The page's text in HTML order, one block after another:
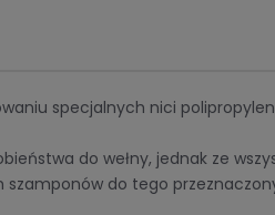
specjalnych nici
do wełny, jednak ze
szamponów do tego